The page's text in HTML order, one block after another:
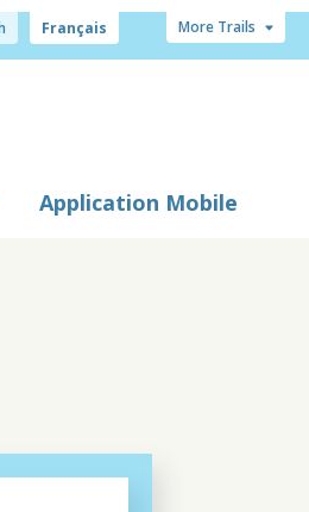
Français More Trails
Application Mobile